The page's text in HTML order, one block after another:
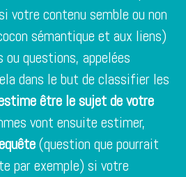
votre contenu semble ou non
sémantique et aux liens)
questions, appelées
dans le but de classifier les
être le sujet de votre
vont ensuite estimer,
(question que pourrait
par exemple) si votre